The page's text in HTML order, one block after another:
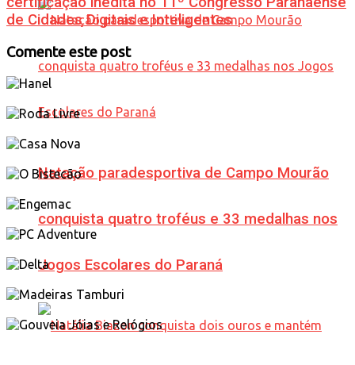
Natação paradesportiva de Campo Mourão
conquista quatro troféus e 33 medalhas nos
Jogos Escolares do Paraná
de Cidades Digitais e Inteligentes
Comente este post